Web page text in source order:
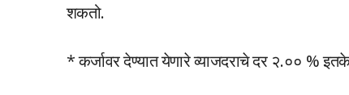
शकतो.
* कर्जावर देण्यात येणारे व्याजदराचे दर २.०० %